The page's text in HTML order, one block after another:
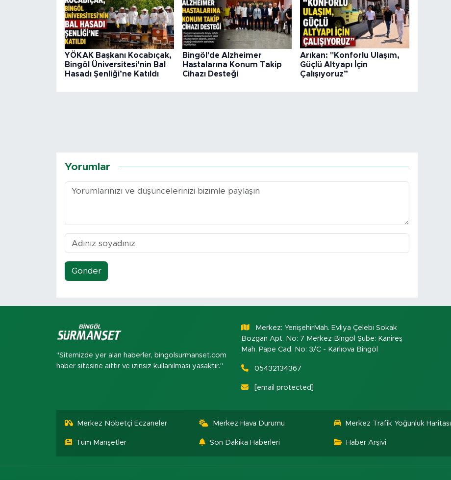
YÖKAK Başkanı Kocabıçak,
Bingöl Üniversitesi’nin Bal
Hasadı Şenliği’ne Katıldı
Bingöl'de Alzheimer
Hastalarına Konum Takip
Cihazı Desteği
Arıkan: "Konforlu Ulaşım,
Güçlü Altyapı İçin
Çalışıyoruz”
Yorumlar
Gönder
"Sitemizde yer alan haberler, bingolsurmanset.com
haber sitesine aittir ve izinsiz kullanılması yasaktır."
Merkez: YenişehirMah. Evliya Çelebi Sokak
Bozgan Apt. No: 7 Merkez Bingöl Şube: Kanireş
Mah. Pape Cad. No: 3/C - Karlıova Bingöl
05432134367
[email protected]
Merkez Nöbetçi Eczaneler Merkez Hava Durumu Merkez Trafik Yoğunluk Haritası
Tüm Manşetler Son Dakika Haberleri Haber Arşivi